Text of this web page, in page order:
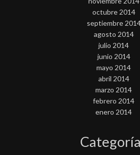
octubre 2014
septiembre
agosto 2014
julio 2014
junio 2014
mayo 2014
abril 2014
marzo 2014
febrero 2014
enero 2014